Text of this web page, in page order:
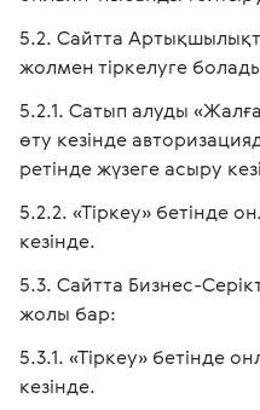
Сайтта
жолмен тіркелуге
Сатып алуды
өту кезінде
ретінде жүзеге асыру
«Тіркеу» бетінде
кезінде.
Сайтта Бизнес-
жолы бар:
«Тіркеу» бетінде
кезінде.